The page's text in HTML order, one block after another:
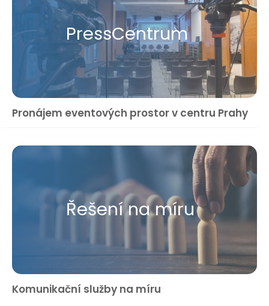
Press​Centrum
Pronájem eventových prostor v centru Prahy
Řešení na míru
Komunikační služby na míru